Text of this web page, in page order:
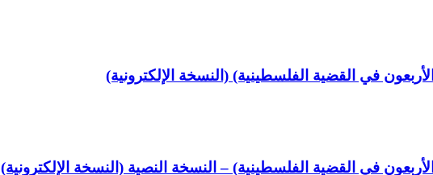
في القضية الفلسطينية) (النسخة الإلكترونية)
في القضية الفلسطينية) – النسخة النصية (النسخة الإلكترونية)